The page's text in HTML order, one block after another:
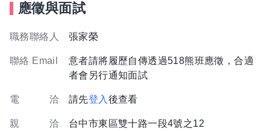
應徵與面試
職務聯絡人 張家榮
聯絡 Email
意者請將履歷自傳透過518熊班應徵，合適
者會另行通知面試
電 洽 請先登入 後查看
親 洽 台中市東區雙十路一段4號之12